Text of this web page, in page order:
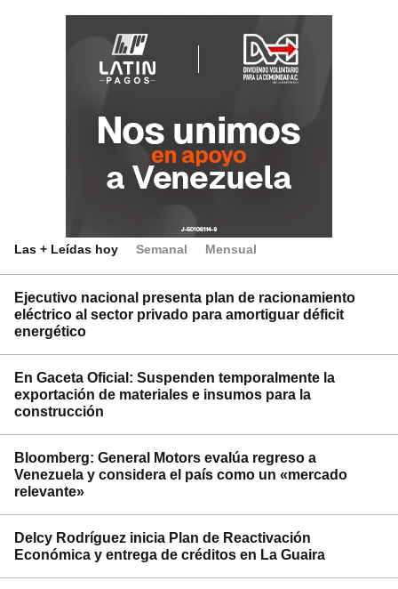
Las + Leídas hoy Semanal Mensual
Ejecutivo nacional presenta plan de racionamiento
eléctrico al sector privado para amortiguar déficit
energético
En Gaceta Oficial: Suspenden temporalmente la
exportación de materiales e insumos para la
construcción
Bloomberg: General Motors evalúa regreso a
Venezuela y considera el país como un «mercado
relevante»
Delcy Rodríguez inicia Plan de Reactivación
Económica y entrega de créditos en La Guaira